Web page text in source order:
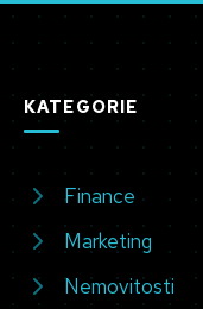
KATEGORIE
Finance
Marketing
Nemovitosti